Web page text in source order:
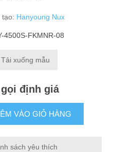
tạo: Hanyoung Nux
4500S-FKMNR-08
Tải xuống mẫu
định giá
VÀO GIỎ HÀNG
sách yêu thích